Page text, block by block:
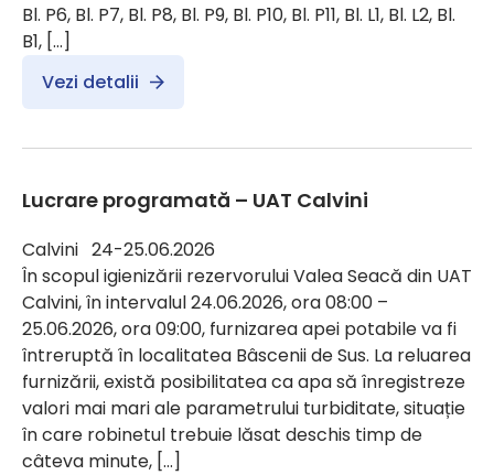
Bl. P6, Bl. P7, Bl. P8, Bl. P9, Bl. P10, Bl. P11, Bl. L1, Bl. L2, Bl.
B1, […]
Vezi detalii
Lucrare programată – UAT Calvini
Calvini 24-25.06.2026
În scopul igienizării rezervorului Valea Seacă din UAT
Calvini, în intervalul 24.06.2026, ora 08:00 –
25.06.2026, ora 09:00, furnizarea apei potabile va fi
întreruptă în localitatea Bâscenii de Sus. La reluarea
furnizării, există posibilitatea ca apa să înregistreze
valori mai mari ale parametrului turbiditate, situație
în care robinetul trebuie lăsat deschis timp de
câteva minute, […]